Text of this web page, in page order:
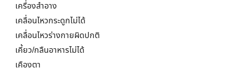
เครื่องสำอาง
เคลื่อนไหวกระดูกไม่ได้
เคลื่อนไหวร่างกายผิดปกติ
เคี้ยว/กลืนอาหารไม่ได้
เคืองตา